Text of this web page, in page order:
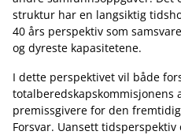
struktur har en langsiktig
40 års perspektiv som
og dyreste kapasitetene.
I dette perspektivet vil både
totalberedskapskommisjonens
premissgivere for den
Forsvar. Uansett